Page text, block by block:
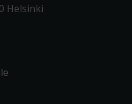
Helsinki